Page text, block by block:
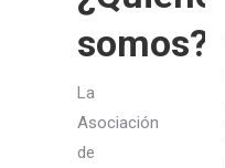
somos?
La
Asociación
de